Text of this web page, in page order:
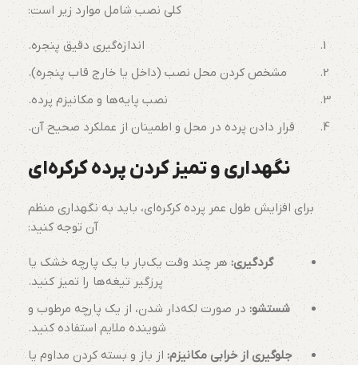
کلی نصب شامل موارد زیر است:
اندازه‌گیری دقیق پنجره.
مشخص کردن محل نصب (داخل یا خارج قاب پنجره).
نصب پایه‌ها و مکانیزم پرده.
قرار دادن پرده در محل و اطمینان از عملکرد صحیح آن.
نگهداری و تمیز کردن پرده کرکره‌ای
برای افزایش طول عمر پرده کرکره‌ای، باید به نگهداری منظم
آن توجه کنید:
گردگیری:هر چند وقت یک‌بار با یک پارچه خشک یا
پرزگیر تیغه‌ها را تمیز کنید.
شستشو:در صورت لکه‌دار شدن، از یک پارچه مرطوب و
شوینده ملایم استفاده کنید.
جلوگیری از خرابی مکانیزم: از باز و بسته کردن مداوم یا